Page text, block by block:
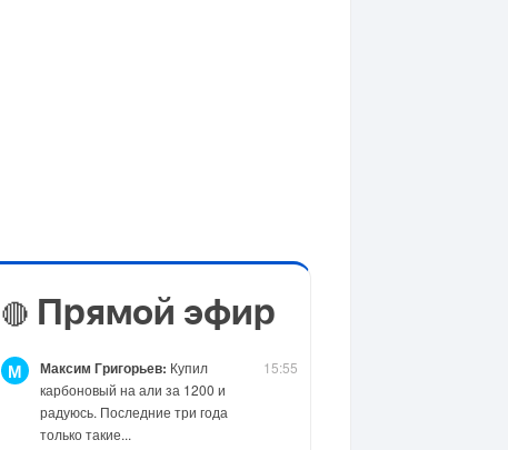
🔴 Прямой эфир
15:55
М Максим Григорьев: Купил
карбоновый на али за 1200 и
радуюсь. Последние три года
только такие...